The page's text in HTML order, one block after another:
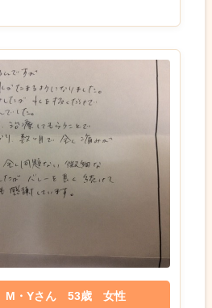
M・Yさん 53歳 女性